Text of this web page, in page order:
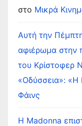
στο Μικρά
Αυτή την
αφιέρωμα στην
του Κρίστοφερ
«Οδύσσεια»: «Η
Φάινς
Η Madonna